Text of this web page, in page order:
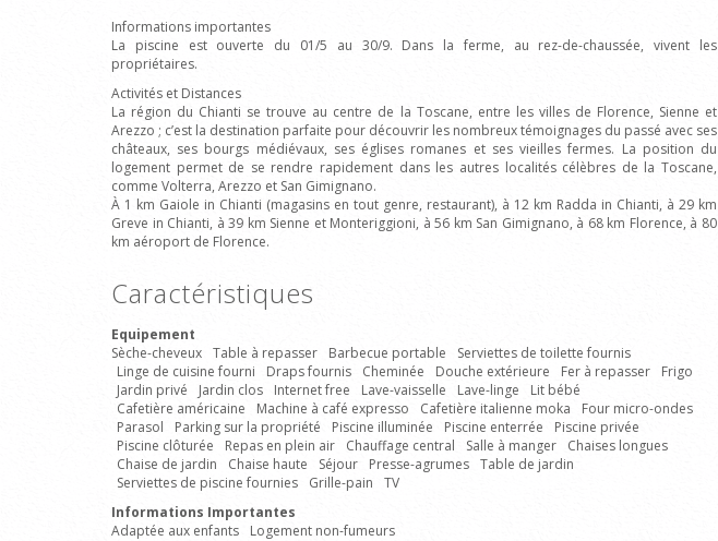
Informations importantes
La piscine est ouverte du 01/5 au 30/9. Dans la ferme, au rez-de-chaussée, vivent les
propriétaires.
Activités et Distances
La région du Chianti se trouve au centre de la Toscane, entre les villes de Florence, Sienne et
Arezzo ; c’est la destination parfaite pour découvrir les nombreux témoignages du passé avec ses
châteaux, ses bourgs médiévaux, ses églises romanes et ses vieilles fermes. La position du
logement permet de se rendre rapidement dans les autres localités célèbres de la Toscane,
comme Volterra, Arezzo et San Gimignano.
À 1 km Gaiole in Chianti (magasins en tout genre, restaurant), à 12 km Radda in Chianti, à 29 km
Greve in Chianti, à 39 km Sienne et Monteriggioni, à 56 km San Gimignano, à 68 km Florence, à 80
km aéroport de Florence.
Caractéristiques
Equipement
Sèche-cheveux Table à repasser Barbecue portable
Serviettes de toilette fournis
Linge de cuisine fourni
Draps fournis Cheminée Douche extérieure Fer à repasser
Frigo
Jardin privé
Jardin clos Internet free Lave-vaisselle Lave-linge
Lit bébé
Cafetière américaine
Machine à café expresso Cafetière italienne moka
Four micro-ondes
Parasol
Parking sur la propriété Piscine illuminée Piscine enterrée
Piscine privée
Piscine clôturée
Repas en plein air Chauffage central Salle à manger
Chaises longues
Chaise de jardin
Chaise haute Séjour Presse-agrumes Table de jardin
Serviettes de piscine fournies
Grille-pain
TV
Informations Importantes
Adaptée aux enfants
Logement non-fumeurs